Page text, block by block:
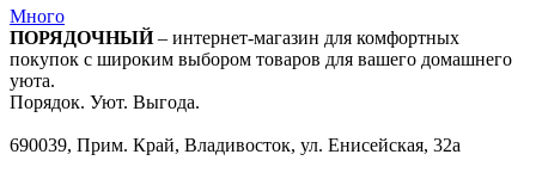
Много
ПОРЯДОЧНЫЙ– интернет-магазин для комфортных
покупок с широким выбором товаров для вашего домашнего
уюта.
Порядок. Уют. Выгода.
690039, Прим. Край, Владивосток, ул. Енисейская, 32а